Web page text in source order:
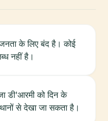
के लिए बंद है। कोई
नहीं है।
डी'आरमी को दिन के
से देखा जा सकता है।